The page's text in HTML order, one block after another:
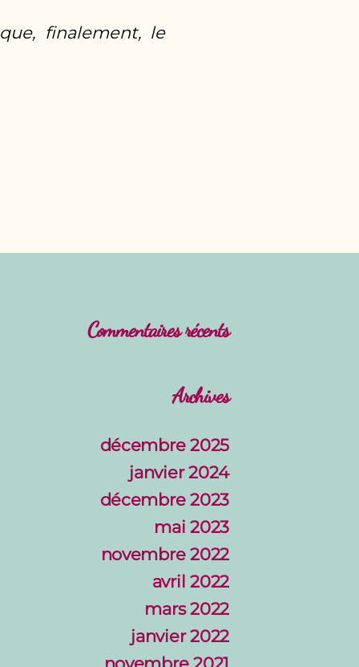
finalement, le
Commentaires récents
Archives
décembre 2025
janvier 2024
décembre 2023
mai 2023
novembre 2022
avril 2022
mars 2022
janvier 2022